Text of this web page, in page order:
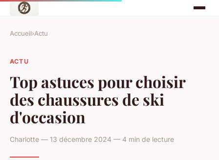
Accueil›Actu
ACTU
Top astuces pour choisir
des chaussures de ski
d'occasion
Charlotte — 13 décembre 2024 — 4 min de lecture